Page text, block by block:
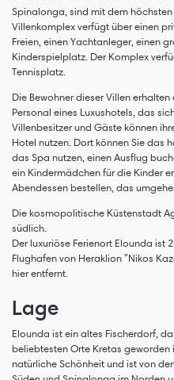
Spinalonga, sind mit dem
Villenkomplex verfügt über einen
Freien, einen Yachtanleger, einen
Kinderspielplatz. Der Komplex
Tennisplatz.
Die Bewohner dieser Villen
Personal eines Luxushotels, das
Villenbesitzer und Gäste können
Hotel nutzen. Dort können Sie das
das Spa nutzen, einen Ausflug
ein Kindermädchen für die Kinder
Abendessen bestellen, das
Die kosmopolitische Küstenstadt
südlich.
Der luxuriöse Ferienort Elounda ist
Flughafen von Heraklion "Nikos
hier entfernt.
Lage
Elounda ist ein altes Fischerdorf,
beliebtesten Orte Kretas
natürliche Schönheit und ist von